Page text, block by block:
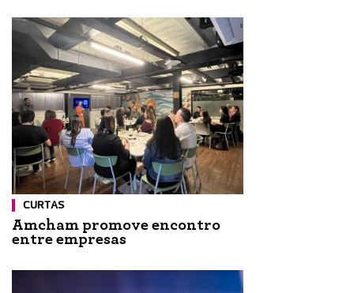
CURTAS
Amcham promove encontro
entre empresas